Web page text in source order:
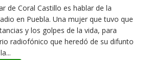
de Coral Castillo es hablar de la
en Puebla. Una mujer que tuvo que
y los golpes de la vida, para
radiofónico que heredó de su difunto